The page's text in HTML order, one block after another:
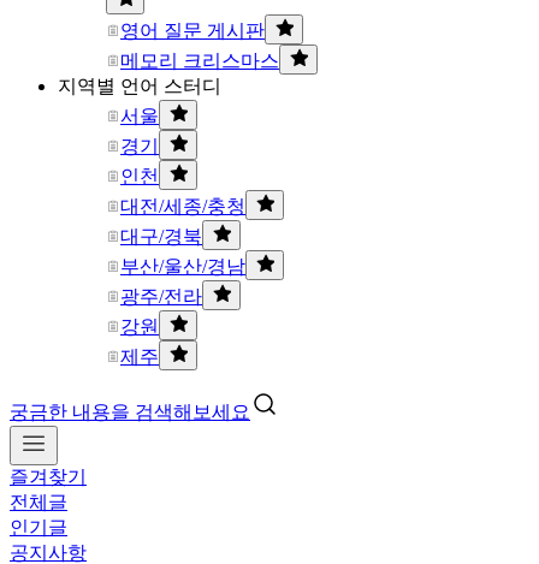
영어 질문 게시판
메모리 크리스마스
지역별 언어 스터디
서울
경기
인천
대전/세종/충청
대구/경북
부산/울산/경남
광주/전라
강원
제주
궁금한 내용을 검색해보세요
즐겨찾기
전체글
인기글
공지사항